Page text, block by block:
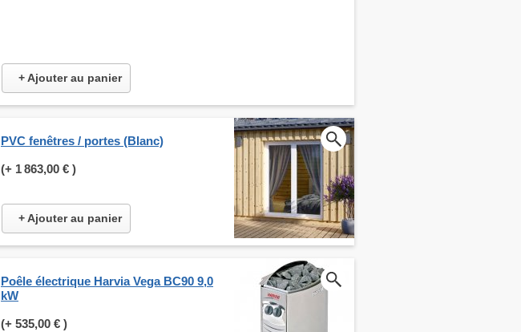
+ Ajouter au panier
PVC fenêtres / portes (Blanc)
(+ 1 863,00 € )
+ Ajouter au panier
Poêle électrique Harvia Vega BC90 9,0
kW
(+ 535,00 € )